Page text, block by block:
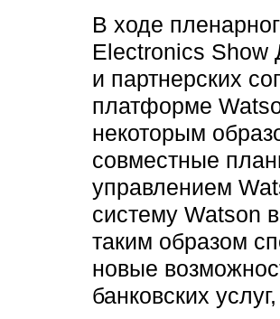
В ходе
Electronics Show
и партнерских
платформе
некоторым
совместные
управлением
систему Watson
таким образом
новые
банковских